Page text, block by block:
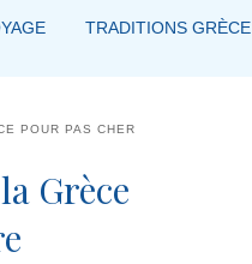
TRADITIONS GRÈCE
POUR PAS CHER
Grèce